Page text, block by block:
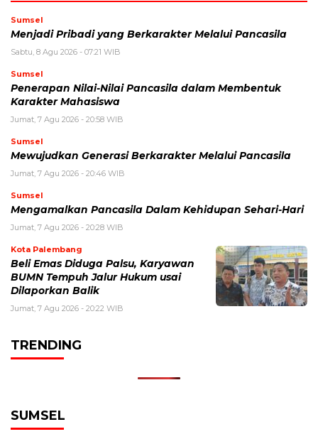
Sumsel
Menjadi Pribadi yang Berkarakter Melalui Pancasila
Sabtu, 8 Agu 2026 - 07:21 WIB
Sumsel
Penerapan Nilai-Nilai Pancasila dalam Membentuk
Karakter Mahasiswa
Jumat, 7 Agu 2026 - 20:58 WIB
Sumsel
Mewujudkan Generasi Berkarakter Melalui Pancasila
Jumat, 7 Agu 2026 - 20:46 WIB
Sumsel
Mengamalkan Pancasila Dalam Kehidupan Sehari-Hari
Jumat, 7 Agu 2026 - 20:28 WIB
Kota Palembang
Beli Emas Diduga Palsu, Karyawan
BUMN Tempuh Jalur Hukum usai
Dilaporkan Balik
Jumat, 7 Agu 2026 - 20:22 WIB
TRENDING
SUMSEL